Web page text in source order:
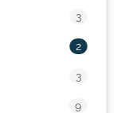
3
2
3
9